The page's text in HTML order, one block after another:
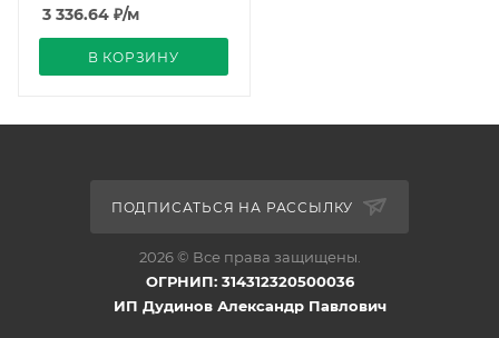
3 336.64 ₽/м
В КОРЗИНУ
ПОДПИСАТЬСЯ НА РАССЫЛКУ
2026 © Все права защищены.
ОГРНИП: 314312320500036
ИП Дудинов Александр Павлович